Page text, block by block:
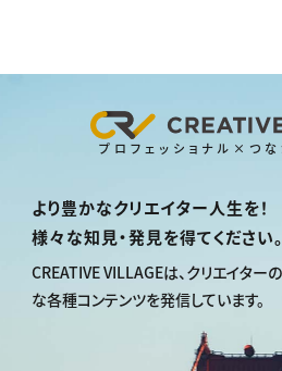
プロフェッショナル×つ
より豊かなクリエイター人生を！
様々な知見・発見を得てください。
CREATIVE VILLAGEは、クリエイター
な各種コンテンツを発信しています。